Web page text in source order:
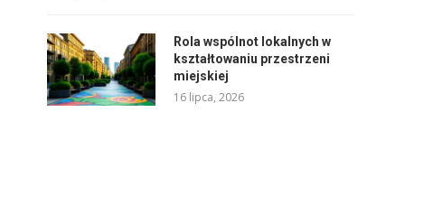
Rola wspólnot lokalnych w
kształtowaniu przestrzeni
miejskiej
16 lipca, 2026